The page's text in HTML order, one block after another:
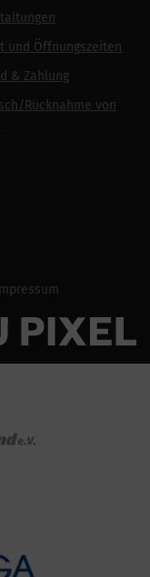
und Öffnungszeiten
& Zahlung
Rücknahme von